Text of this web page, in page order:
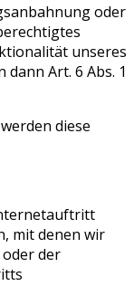
oder
unseres
Art. 6 Abs. 1
diese
mit denen wir
oder der